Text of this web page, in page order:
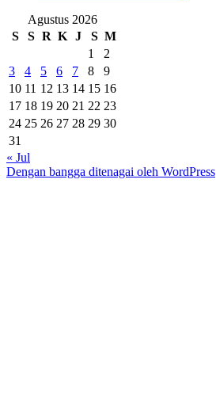
Agustus 2026
S
S R K J S M
1
2
3
4 5 6 7 8
9
10 11 12 13 14 15 16
17 18 19 20 21 22 23
24 25 26 27 28 29 30
31
« Jul
Dengan bangga ditenagai oleh WordPress